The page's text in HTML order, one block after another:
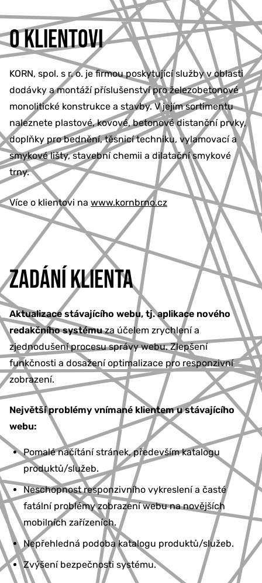
O KLIENTOVI
KORN, spol. s r. o. je firmou poskytující služby v oblasti
dodávky a montáží příslušenství pro železobetonové
monolitické konstrukce a stavby. V jejím sortimentu
naleznete plastové, kovové, betonové distanční prvky,
doplňky pro bednění, těsnicí techniku, vylamovací a
smykové lišty, stavební chemii a dilatační smykové
trny.
Více o klientovi na www.kornbrno.cz
ZADÁNÍ KLIENTA
Aktualizace stávajícího webu, tj. aplikace nového
redakčního systémuza účelem zrychlení a
zjednodušení procesu správy webu. Zlepšení
funkčnosti a dosažení optimalizace pro responzivní
zobrazení.
Největší problémy vnímané klientem u stávajícího
webu:
Pomalé načítání stránek, především katalogu
produktů/služeb.
Neschopnost responzivního vykreslení a časté
fatální problémy zobrazení webu na novějších
mobilních zařízeních.
Nepřehledná podoba katalogu produktů/služeb.
Zvýšení bezpečnosti systému.